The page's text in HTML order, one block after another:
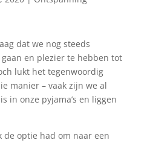
dat we nog steeds
en plezier te hebben tot
lukt het tegenwoordig
manier – vaak zijn we al
in onze pyjama’s en liggen
de optie had om naar een